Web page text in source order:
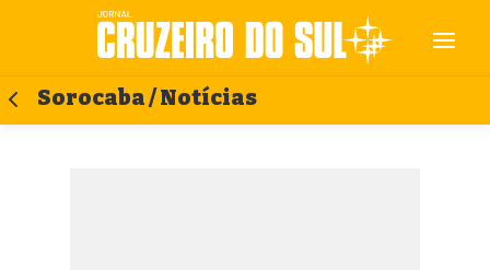
Sorocaba / Notícias